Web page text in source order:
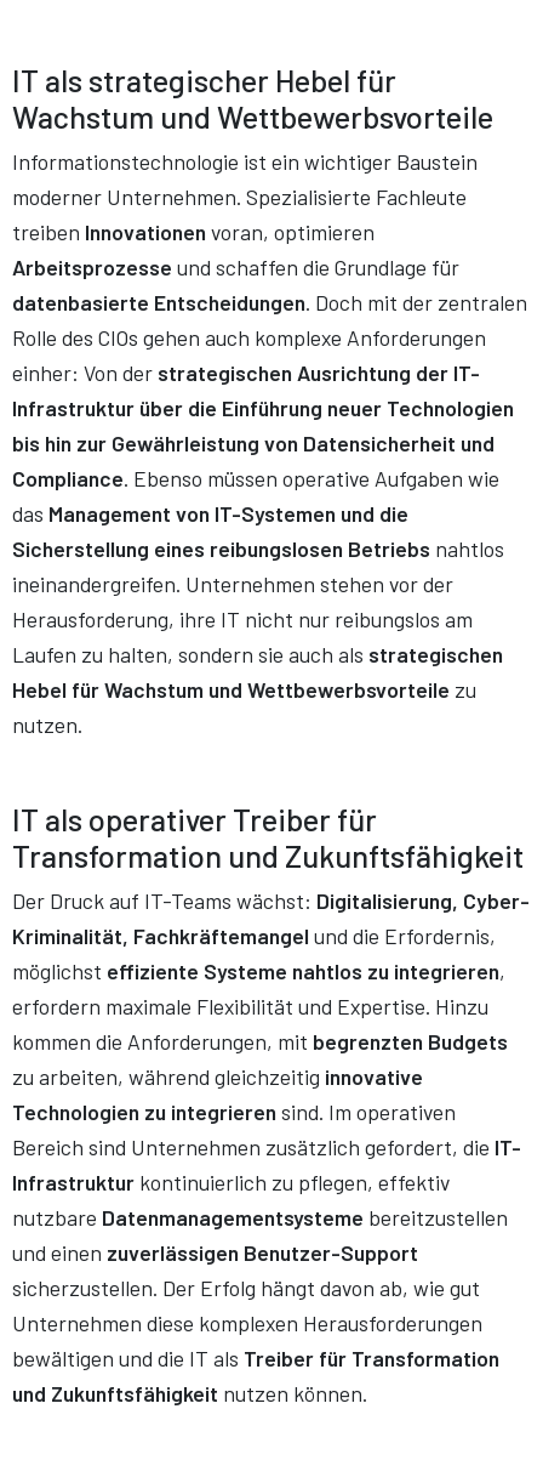
IT als strategischer Hebel für
Wachstum und Wettbewerbsvorteile
Informationstechnologie ist ein wichtiger Baustein
moderner Unternehmen. Spezialisierte Fachleute
treiben Innovationen voran, optimieren
Arbeitsprozesse und schaffen die Grundlage für
datenbasierte Entscheidungen. Doch mit der zentralen
Rolle des CIOs gehen auch komplexe Anforderungen
einher: Von der strategischen Ausrichtung der IT-
Infrastruktur über die Einführung neuer Technologien
bis hin zur Gewährleistung von Datensicherheit und
Compliance. Ebenso müssen operative Aufgaben wie
das Management von IT-Systemen und die
Sicherstellung eines reibungslosen Betriebs nahtlos
ineinandergreifen. Unternehmen stehen vor der
Herausforderung, ihre IT nicht nur reibungslos am
Laufen zu halten, sondern sie auch als strategischen
Hebel für Wachstum und Wettbewerbsvorteile zu
nutzen.
IT als operativer Treiber für
Transformation und Zukunftsfähigkeit
Der Druck auf IT-Teams wächst: Digitalisierung, Cyber-
Kriminalität, Fachkräftemangel und die Erfordernis,
möglichst effiziente Systeme nahtlos zu integrieren,
erfordern maximale Flexibilität und Expertise. Hinzu
kommen die Anforderungen, mit begrenzten Budgets
zu arbeiten, während gleichzeitig innovative
Technologien zu integrieren sind. Im operativen
Bereich sind Unternehmen zusätzlich gefordert, die IT-
Infrastruktur kontinuierlich zu pflegen, effektiv
nutzbare Datenmanagementsysteme bereitzustellen
und einen zuverlässigen Benutzer-Support
sicherzustellen. Der Erfolg hängt davon ab, wie gut
Unternehmen diese komplexen Herausforderungen
bewältigen und die IT als Treiber für Transformation
und Zukunftsfähigkeit nutzen können.